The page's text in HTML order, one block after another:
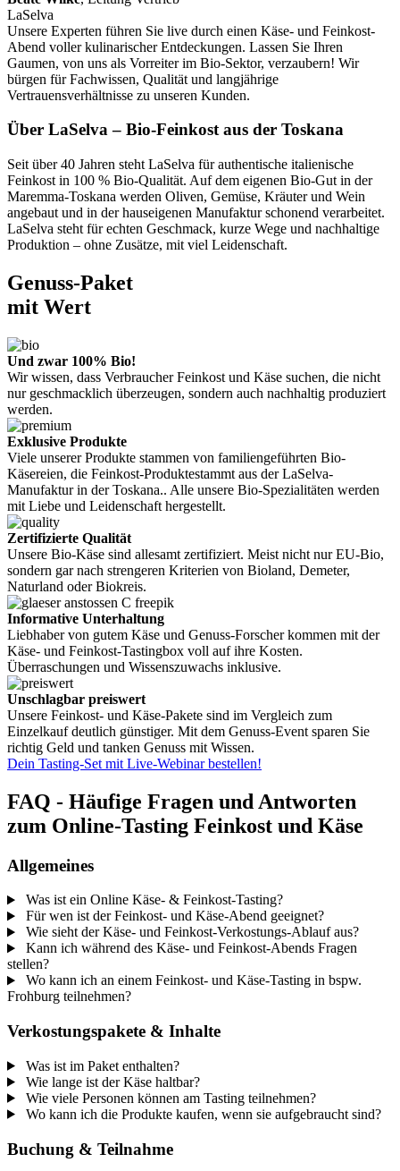
LaSelva
Unsere Experten führen Sie live durch einen Käse- und Feinkost-
Abend voller kulinarischer Entdeckungen. Lassen Sie Ihren
Gaumen, von uns als Vorreiter im Bio-Sektor, verzaubern! Wir
bürgen für Fachwissen, Qualität und langjährige
Vertrauensverhältnisse zu unseren Kunden.
Über LaSelva – Bio-Feinkost aus der Toskana
Seit über 40 Jahren steht LaSelva für authentische italienische
Feinkost in 100 % Bio-Qualität. Auf dem eigenen Bio-Gut in der
Maremma-Toskana werden Oliven, Gemüse, Kräuter und Wein
angebaut und in der hauseigenen Manufaktur schonend verarbeitet.
LaSelva steht für echten Geschmack, kurze Wege und nachhaltige
Produktion – ohne Zusätze, mit viel Leidenschaft.
Genuss-Paket
mit Wert
Und zwar 100% Bio!
Wir wissen, dass Verbraucher Feinkost und Käse suchen, die nicht
nur geschmacklich überzeugen, sondern auch nachhaltig produziert
werden.
Exklusive Produkte
Viele unserer Produkte stammen von familiengeführten Bio-
Käsereien, die Feinkost-Produktestammt aus der LaSelva-
Manufaktur in der Toskana.. Alle unsere Bio-Spezialitäten werden
mit Liebe und Leidenschaft hergestellt.
Zertifizierte Qualität
Unsere Bio-Käse sind allesamt zertifiziert. Meist nicht nur EU-Bio,
sondern gar nach strengeren Kriterien von Bioland, Demeter,
Naturland oder Biokreis.
Informative Unterhaltung
Liebhaber von gutem Käse und Genuss-Forscher kommen mit der
Käse- und Feinkost-Tastingbox voll auf ihre Kosten.
Überraschungen und Wissenszuwachs inklusive.
Unschlagbar preiswert
Unsere Feinkost- und Käse-Pakete sind im Vergleich zum
Einzelkauf deutlich günstiger. Mit dem Genuss-Event sparen Sie
richtig Geld und tanken Genuss mit Wissen.
Dein Tasting-Set mit Live-Webinar bestellen!
FAQ - Häufige Fragen und Antworten
zum Online-Tasting Feinkost und Käse
Allgemeines
Was ist ein Online Käse- & Feinkost-Tasting?
Für wen ist der Feinkost- und Käse-Abend geeignet?
Wie sieht der Käse- und Feinkost-Verkostungs-Ablauf aus?
Kann ich während des Käse- und Feinkost-Abends Fragen
stellen?
Wo kann ich an einem Feinkost- und Käse-Tasting in bspw.
Frohburg teilnehmen?
Verkostungspakete & Inhalte
Was ist im Paket enthalten?
Wie lange ist der Käse haltbar?
Wie viele Personen können am Tasting teilnehmen?
Wo kann ich die Produkte kaufen, wenn sie aufgebraucht sind?
Buchung & Teilnahme